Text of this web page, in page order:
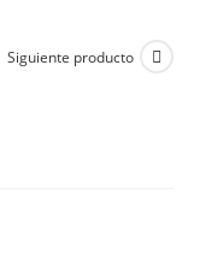
Siguiente producto